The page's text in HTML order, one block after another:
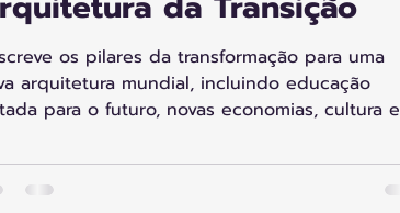
os pilares da transformação para uma
arquitetura mundial, incluindo educação
para o futuro, novas economias, cultura e
a serviço da humanidade, direito e
digital, e cidades inteligentes.